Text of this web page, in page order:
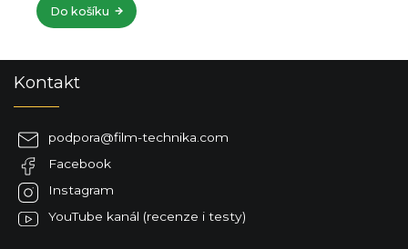
Do košíku
Kontakt
podpora@film-technika.com
Facebook
Instagram
YouTube kanál (recenze i testy)